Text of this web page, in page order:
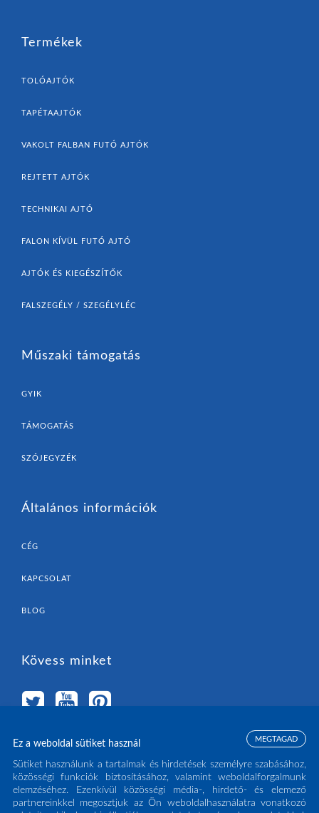
Ez a weboldal sütiket használ
Sütiket használunk a tartalmak és hirdetések személyre szabásához,
közösségi funkciók biztosításához, valamint weboldalforgalmunk
elemzéséhez. Ezenkívül közösségi média-, hirdető- és elemező
partnereinkkel megosztjuk az Ön weboldalhasználatra vonatkozó
MEGTAGAD
Termékek
TOLÓAJTÓK
TAPÉTAAJTÓK
VAKOLT FALBAN FUTÓ AJTÓK
REJTETT AJTÓK
TECHNIKAI AJTÓ
FALON KÍVÜL FUTÓ AJTÓ
AJTÓK ÉS KIEGÉSZÍTŐK
FALSZEGÉLY / SZEGÉLYLÉC
Műszaki támogatás
GYIK
TÁMOGATÁS
SZÓJEGYZÉK
Általános információk
CÉG
KAPCSOLAT
BLOG
Kövess minket
MAGYARORSZÁG